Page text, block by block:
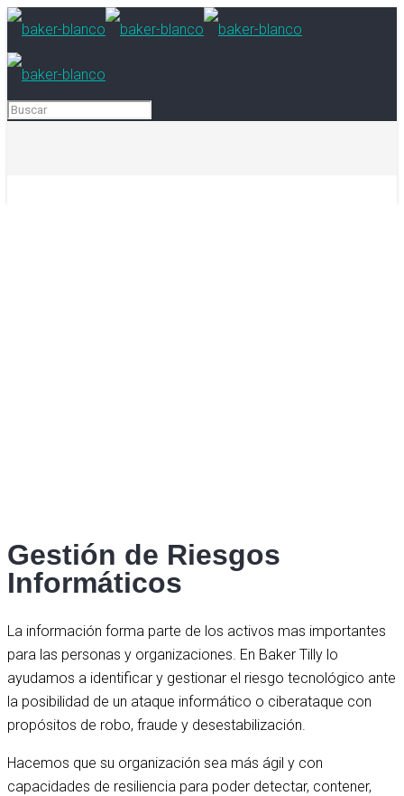
Gestión de Riesgos
Informáticos
La información forma parte de los activos mas importantes
para las personas y organizaciones. En Baker Tilly lo
ayudamos a identificar y gestionar el riesgo tecnológico ante
la posibilidad de un ataque informático o ciberataque con
propósitos de robo, fraude y desestabilización.
Hacemos que su organización sea más ágil y con
capacidades de resiliencia para poder detectar, contener,